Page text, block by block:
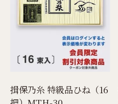
揖保乃糸 特級品ひね（16